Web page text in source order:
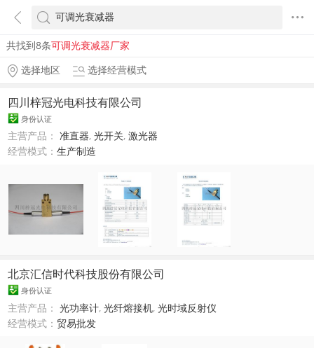
共找到8条可调光衰减器厂家
选择地区
选择经营模式
四川梓冠光电科技有限公司
身份认证
主营产品：准直器,光开关,激光器
经营模式：生产制造
北京汇信时代科技股份有限公司
身份认证
主营产品：光功率计,光纤熔接机,光时域反射仪
经营模式： 贸易批发